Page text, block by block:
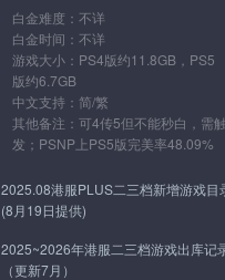
白金难度：不详
白金时间：不详
游戏大小：PS4版约11.8GB，PS5
版约6.7GB
中文支持：简/繁
其他备注：可4传5但不能秒白，需触
发；PSNP上PS5版完美率48.09%
2025.08港服PLUS二三档新增游戏目
(8月19日提供)
2025~2026年港服二三档游戏出库记
（更新7月）